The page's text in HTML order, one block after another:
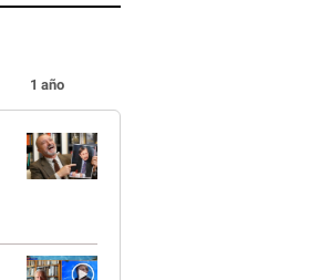
1 año